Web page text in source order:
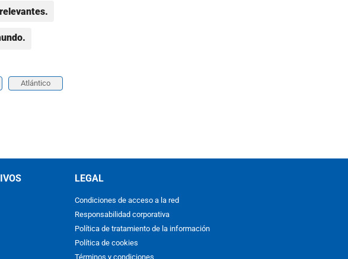
Atlántico
LEGAL
Condiciones de acceso a la red
Responsabilidad corporativa
Política de tratamiento de la información
Política de cookies
Términos y condiciones